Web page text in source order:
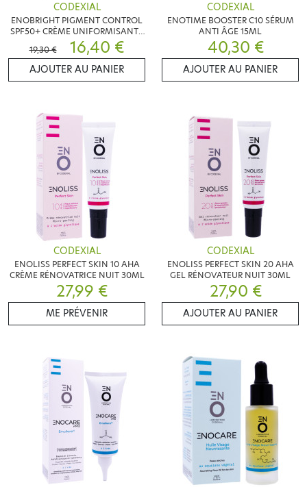
CODEXIAL
ENOBRIGHT PIGMENT CONTROL
SPF50+ CRÈME UNIFORMISANTE
30ML
19,30 € 16,40 €
AJOUTER AU PANIER
CODEXIAL
ENOTIME BOOSTER C10 SÉRUM
ANTI ÂGE 15ML
40,30 €
AJOUTER AU PANIER
CODEXIAL
ENOLISS PERFECT SKIN 10 AHA
CRÈME RÉNOVATRICE NUIT 30ML
27,99 €
ME PRÉVENIR
CODEXIAL
ENOLISS PERFECT SKIN 20 AHA
GEL RÉNOVATEUR NUIT 30ML
27,90 €
AJOUTER AU PANIER